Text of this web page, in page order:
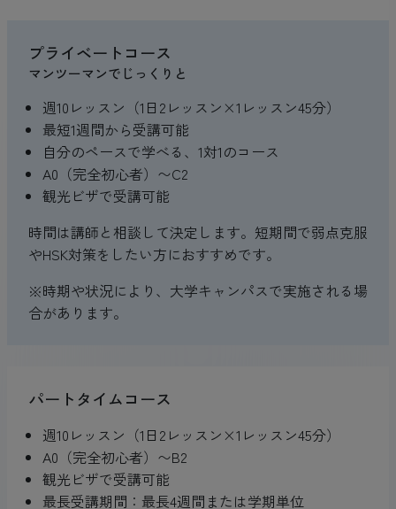
プライベートコース
マンツーマンでじっくりと
週10レッスン（1日2レッスン×1レッスン45分）
最短1週間から受講可能
自分のペースで学べる、1対1のコース
A0（完全初心者）〜C2
観光ビザで受講可能
時間は講師と相談して決定します。短期間で弱点克服
やHSK対策をしたい方におすすめです。
※時期や状況により、大学キャンパスで実施される場
合があります。
パートタイムコース
週10レッスン（1日2レッスン×1レッスン45分）
A0（完全初心者）〜B2
観光ビザで受講可能
最長受講期間：最長4週間または学期単位